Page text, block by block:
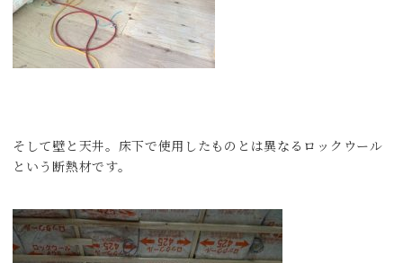
そして壁と天井。床下で使用したものとは異なるロックウール
という断熱材です。